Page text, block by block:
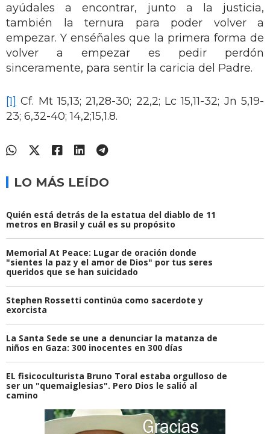
ayúdales a encontrar, junto a la justicia,
también la ternura para poder volver a
empezar. Y enséñales que la primera forma de
volver a empezar es pedir perdón
sinceramente, para sentir la caricia del Padre.
[1] Cf. Mt 15,13; 21,28-30; 22,2; Lc 15,11-32; Jn 5,19-
23; 6,32-40; 14,2;15,1.8.
LO MÁS LEÍDO
Quién está detrás de la estatua del diablo de 11
metros en Brasil y cuál es su propósito
Memorial At Peace: Lugar de oración donde
"sientes la paz y el amor de Dios" por tus seres
queridos que se han suicidado
Stephen Rossetti continúa como sacerdote y
exorcista
La Santa Sede se une a denunciar la matanza de
niños en Gaza: 300 inocentes en 300 días
EL fisicoculturista Bruno Toral estaba orgulloso de
ser un "quemaiglesias". Pero Dios le salió al
camino